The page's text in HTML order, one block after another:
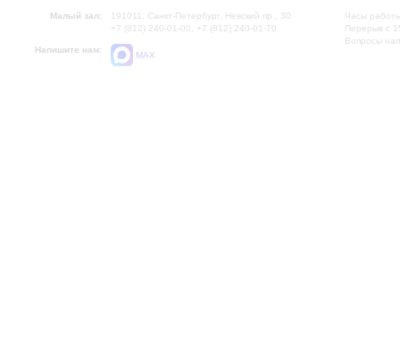
Малый зал:
191011, Санкт-Петербург, Невский пр., 30
+7 (812) 240-01-00, +7 (812) 240-01-70
Напишите нам:
MAX
Часы
Перерыв с
Вопросы